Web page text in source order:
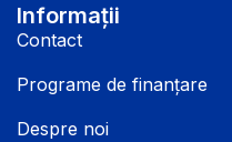
Informații
Contact
Programe de finanțare
Despre noi